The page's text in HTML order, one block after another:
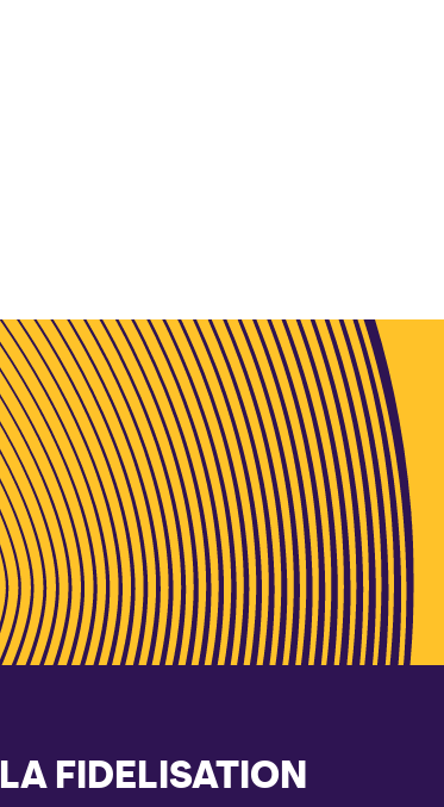
LA FIDELISATION